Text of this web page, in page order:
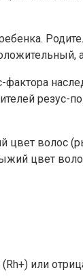
фактора
резус-
цвет волос
цвет
или